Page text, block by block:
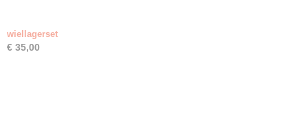
wiellagerset
€ 35,00